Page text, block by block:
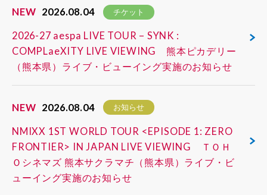
NEW 2026.08.04 チケット
2026-27 aespa LIVE TOUR – SYNK :
COMPLaeXITY LIVE VIEWING 熊本ピカデリー
（熊本県）ライブ・ビューイング実施のお知らせ
NEW 2026.08.04 お知らせ
NMIXX 1ST WORLD TOUR <EPISODE 1: ZERO
FRONTIER> IN JAPAN LIVE VIEWING ＴＯＨ
Ｏシネマズ 熊本サクラマチ（熊本県）ライブ・ビ
ューイング実施のお知らせ